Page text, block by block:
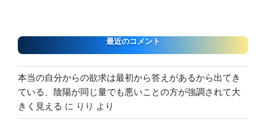
最近のコメント
本当の自分からの欲求は最初から答えがあるから出てき
ている、陰陽が同じ量でも悪いことの方が強調されて大
きく見える に りり より